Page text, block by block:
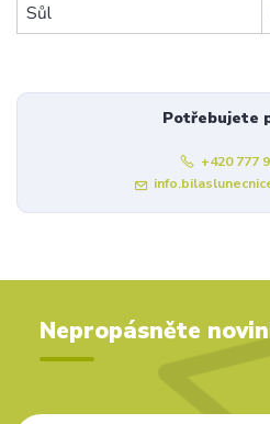
Sůl
Potřebujete
+420 777
Nepropásněte